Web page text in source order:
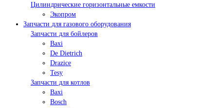
Цилиндрические горизонтальные емкости
Экопром
Запчасти для газового оборудования
Запчасти для бойлеров
Baxi
De Dietrich
Drazice
Tesy
Запчасти для котлов
Baxi
Bosch